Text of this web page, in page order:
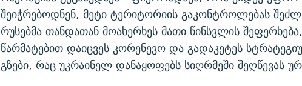
შეიჭრებოდნენ, მეტი ტერიტორიის გაკონტროლებას
რუსებმა თანდათან მოახერხეს მათი წინსვლის
წარმატებით დაიცვეს კორენევო და გადაკეტეს
გზები, რაც უკრაინელ დანაყოფებს სიღრმეში შეღწევას